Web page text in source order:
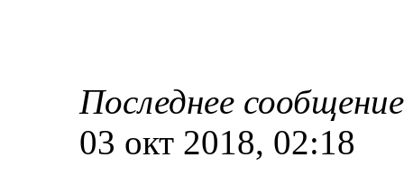
Последнее
03 окт 2018, 02:18